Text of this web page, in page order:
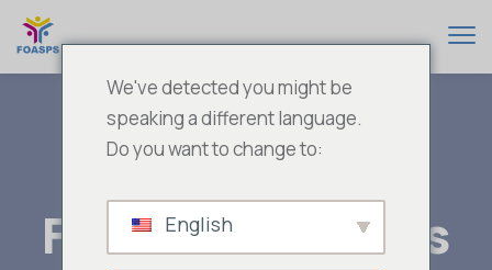
FOASPS Success
We've detected you might be
speaking a different language.
Do you want to change to:
English